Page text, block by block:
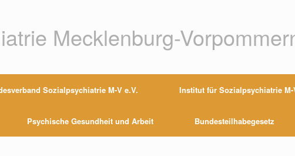
Mecklenburg-
Sozialpsychiatrie M-V e.V. Institut für Sozialpsychiatrie M-
Psychische Gesundheit und Arbeit Bundesteilhabegesetz